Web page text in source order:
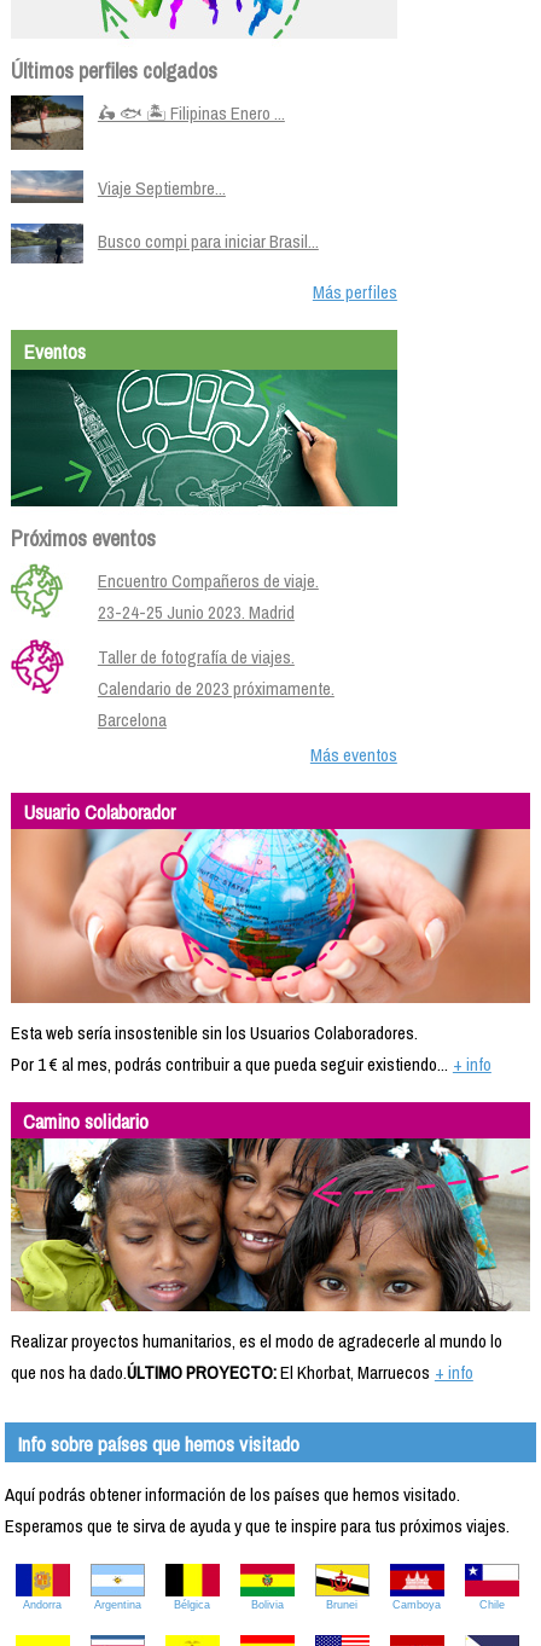
Últimos perfiles colgados
🛵 🐟 🏝️ Filipinas Enero ...
Viaje Septiembre...
Busco compi para iniciar Brasil...
Más perfiles
Eventos
Próximos eventos
Encuentro Compañeros de viaje.
23-24-25 Junio 2023. Madrid
Taller de fotografía de viajes.
Calendario de 2023 próximamente.
Barcelona
Más eventos
Usuario Colaborador
Esta web sería insostenible sin los Usuarios Colaboradores.
Por 1 € al mes, podrás contribuir a que pueda seguir existiendo... + info
Camino solidario
Realizar proyectos humanitarios, es el modo de agradecerle al mundo lo
que nos ha dado.ÚLTIMO PROYECTO:El Khorbat, Marruecos + info
Info sobre países que hemos visitado
Aquí podrás obtener información de los países que hemos visitado.
Esperamos que te sirva de ayuda y que te inspire para tus próximos viajes.
Andorra Argentina Bélgica Bolivia Brunei Camboya Chile